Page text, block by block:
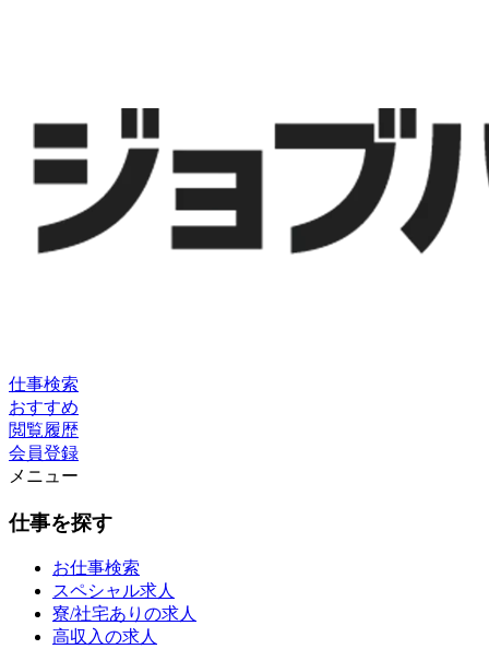
仕事検索
おすすめ
閲覧履歴
会員登録
メニュー
仕事を探す
お仕事検索
スペシャル求人
寮/社宅ありの求人
高収入の求人